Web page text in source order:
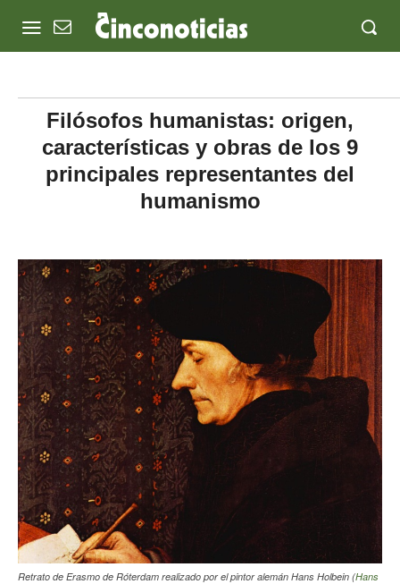
Filósofos humanistas: origen,
características y obras de los 9
principales representantes del
humanismo
Retrato de Erasmo de Róterdam realizado por el pintor alemán Hans Holbein (Hans